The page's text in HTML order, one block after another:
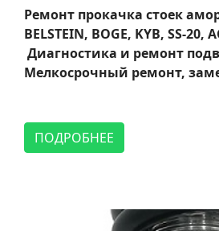
Ремонт прокачка стоек
BELSTEIN, BOGE, KYB, SS-
Диагностика и ремонт
Мелкосрочный ремонт,
ПОДРОБНЕЕ